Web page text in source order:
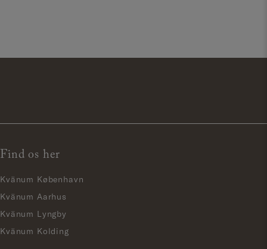
Find os her
Kvänum København
Kvänum Aarhus
Kvänum Lyngby
Kvänum Kolding